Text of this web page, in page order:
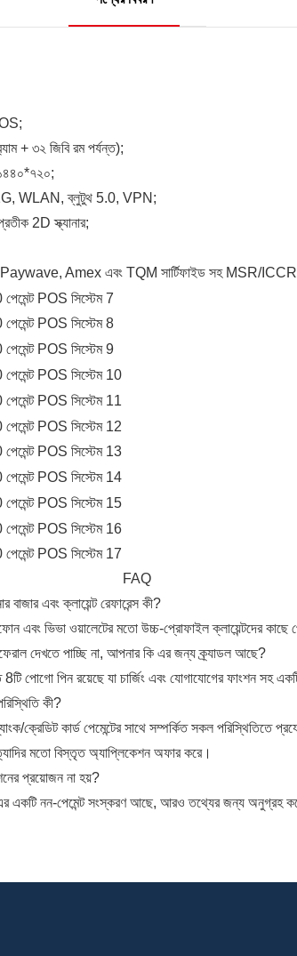
+ ৩২ জিবি রম পর্যন্ত);
2G, WLAN, ব্লুটুথ 5.0, VPN;
2D স্ক্যানার;
Amex এবং TQM সার্টিফাইড সহ MSR/ICCR/
FAQ
এবং ক্লায়েন্ট রেফারেন্স কী?
এবং ভিভা ওয়ালেটের মতো উচ্চ-প্রোফাইল ক্লায়েন্টদের কাছে
দেখতে পাচ্ছি না, আপনার কি এর জন্য ক্র্যাডল আছে?
পিন রয়েছে যা চার্জিং এবং যোগাযোগের ফাংশন সহ একটি
কী?
ক্রেডিট কার্ড পেমেন্টের সাথে সম্পর্কিত সকল পরিস্থিতিতে
মতো বিস্তৃত অ্যাপ্লিকেশন অফার করে।
প্রয়োজন না হয়?
নন-পেমেন্ট সংস্করণ আছে, আরও তথ্যের জন্য অনুগ্রহ